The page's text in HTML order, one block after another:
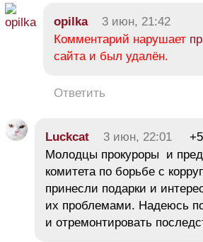
opilka
3 июн, 21:42
Комментарий нарушает
сайта и был удалён.
Ответить
Luckcat 3 июн, 22:01
+5
Молодцы прокуроры и
комитета по борьбе с
принесли подарки и
их проблемами. Надеюсь
и отремонтировать